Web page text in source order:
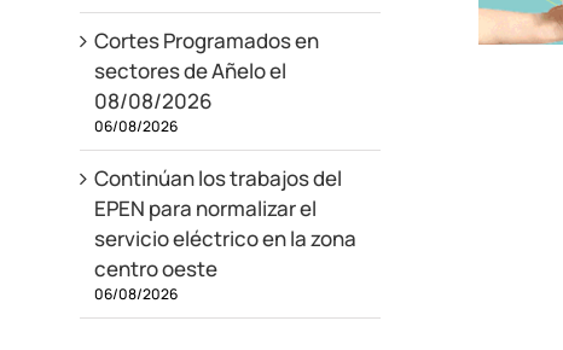
Cortes Programados en
sectores de Añelo el
08/08/2026
06/08/2026
Continúan los trabajos del
EPEN para normalizar el
servicio eléctrico en la zona
centro oeste
06/08/2026